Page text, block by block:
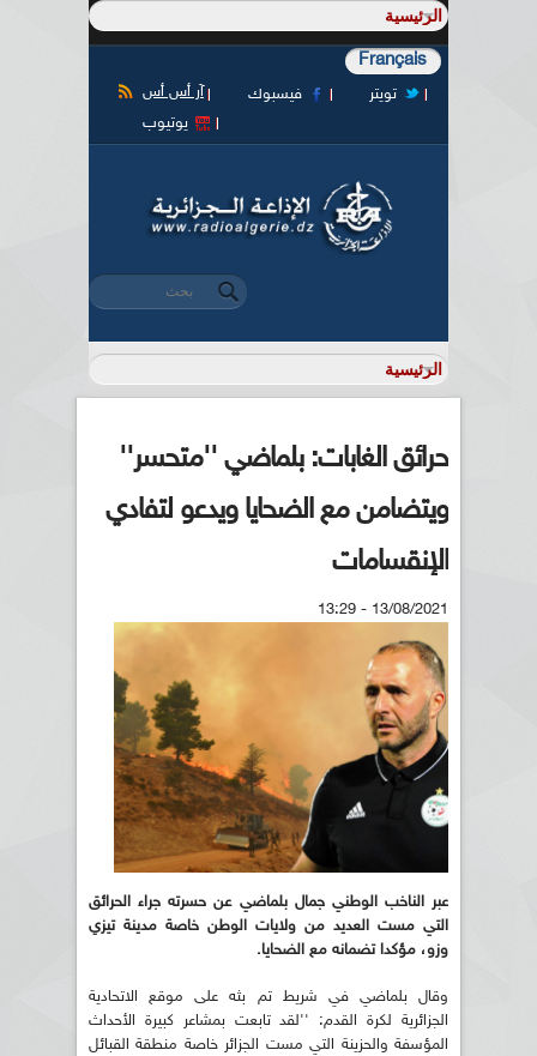
Français
آر أس أس فيسبوك
تويتر
يوتيوب
استمارة البحث
‏بحث ‏
حرائق الغابات: بلماضي ''متحسر''
ويتضامن مع الضحايا ويدعو لتفادي
الإنقسامات
13/08/2021 - 13:29
عبر الناخب الوطني جمال بلماضي عن حسرته جراء الحرائق
التي مست العديد من ولايات الوطن خاصة مدينة تيزي
وزو، مؤكدا تضمانه مع الضحايا.
وقال بلماضي في شريط تم بثه على موقع الاتحادية
الجزائرية لكرة القدم: ''لقد تابعت بمشاعر كبيرة الأحداث
المؤسفة والحزينة التي مست الجزائر خاصة منطقة القبائل